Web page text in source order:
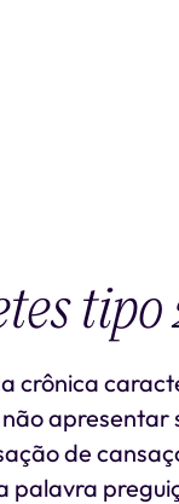
tipo
crônica
apresentar
de
palavra